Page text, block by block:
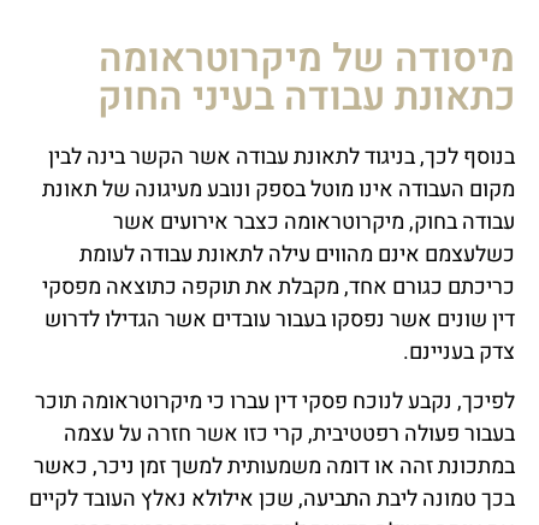
מיסודה של מיקרוטראומה
כתאונת עבודה בעיני החוק
בנוסף לכך, בניגוד לתאונת עבודה אשר הקשר בינה לבין
מקום העבודה אינו מוטל בספק ונובע מעיגונה של תאונת
עבודה בחוק, מיקרוטראומה כצבר אירועים אשר
כשלעצמם אינם מהווים עילה לתאונת עבודה לעומת
כריכתם כגורם אחד, מקבלת את תוקפה כתוצאה מפסקי
דין שונים אשר נפסקו בעבור עובדים אשר הגדילו לדרוש
צדק בעניינם.
לפיכך, נקבע לנוכח פסקי דין עברו כי מיקרוטראומה תוכר
בעבור פעולה רפטטיבית, קרי כזו אשר חזרה על עצמה
במתכונת זהה או דומה משמעותית למשך זמן ניכר, כאשר
בכך טמונה ליבת התביעה, שכן אילולא נאלץ העובד לקיים